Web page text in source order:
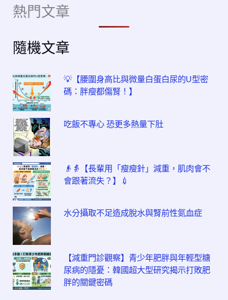
熱門文章
隨機文章
💡【腰圍身高比與微量白蛋白尿的U型密
碼：胖瘦都傷腎！】
吃飯不專心 恐更多熱量下肚
👴👵【長輩用「瘦瘦針」減重，肌肉會不
會跟著流失？】💉
水分攝取不足造成脫水與腎前性氮血症
【減重門診觀察】青少年肥胖與年輕型糖
尿病的隱憂：韓國超大型研究揭示打敗肥
胖的關鍵密碼